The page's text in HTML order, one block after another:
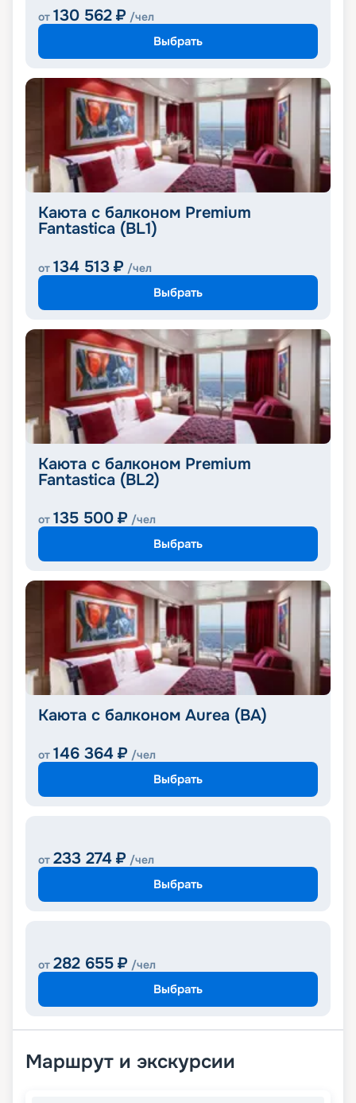
от 130 562 ₽ /чел
Выбрать
Каюта с балконом Premium
Fantastica (BL1)
от 134 513 ₽ /чел
Выбрать
Каюта с балконом Premium
Fantastica (BL2)
от 135 500 ₽ /чел
Выбрать
Каюта с балконом Aurea (BA)
от 146 364 ₽ /чел
Выбрать
от 233 274 ₽ /чел
Выбрать
от 282 655 ₽ /чел
Выбрать
Маршрут и экскурсии